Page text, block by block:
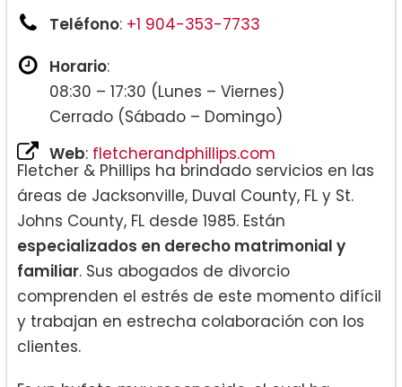
Teléfono: +1 904-353-7733
Horario:
08:30 – 17:30 (Lunes – Viernes)
Cerrado (Sábado – Domingo)
Web: fletcherandphillips.com
Fletcher & Phillips ha brindado servicios en las
áreas de Jacksonville, Duval County, FL y St.
Johns County, FL desde 1985. Están
especializados en derecho matrimonial y
familiar. Sus abogados de divorcio
comprenden el estrés de este momento difícil
y trabajan en estrecha colaboración con los
clientes.